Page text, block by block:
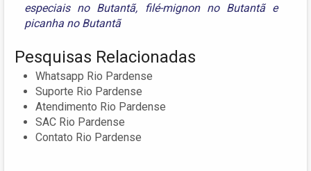
especiais no Butantã, filé-mignon no Butantãe
picanha no Butantã
Pesquisas Relacionadas
Whatsapp Rio Pardense
Suporte Rio Pardense
Atendimento Rio Pardense
SAC Rio Pardense
Contato Rio Pardense